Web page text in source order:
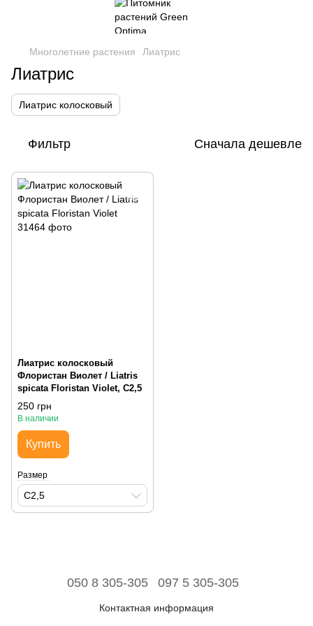
Многолетние растения Лиатрис
Лиатрис
Лиатрис колосковый
Фильтр Сначала дешевле
Лиатрис колосковый
Флористан Виолет / Liatris
spicata Floristan Violet, С2,5
250 грн
В наличии
Купить
Размер
С2,5
050 8 305-305 097 5 305-305
Контактная информация